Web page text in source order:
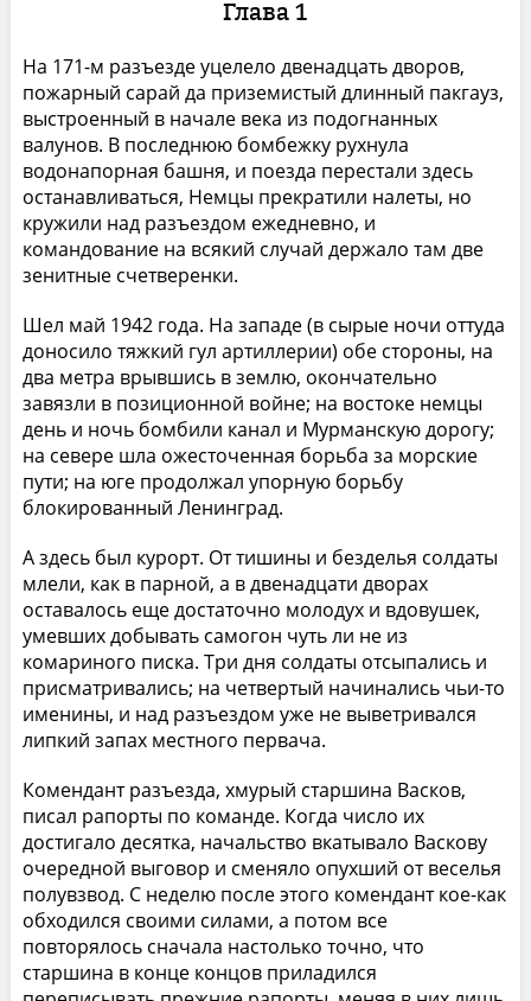
Глава 1
На 171-м разъезде уцелело двенадцать дворов,
пожарный сарай да приземистый длинный пакгауз,
выстроенный в начале века из подогнанных
валунов. В последнюю бомбежку рухнула
водонапорная башня, и поезда перестали здесь
останавливаться, Немцы прекратили налеты, но
кружили над разъездом ежедневно, и
командование на всякий случай держало там две
зенитные счетверенки.
Шел май 1942 года. На западе (в сырые ночи оттуда
доносило тяжкий гул артиллерии) обе стороны, на
два метра врывшись в землю, окончательно
завязли в позиционной войне; на востоке немцы
день и ночь бомбили канал и Мурманскую дорогу;
на севере шла ожесточенная борьба за морские
пути; на юге продолжал упорную борьбу
блокированный Ленинград.
А здесь был курорт. От тишины и безделья солдаты
млели, как в парной, а в двенадцати дворах
оставалось еще достаточно молодух и вдовушек,
умевших добывать самогон чуть ли не из
комариного писка. Три дня солдаты отсыпались и
присматривались; на четвертый начинались чьи-то
именины, и над разъездом уже не выветривался
липкий запах местного первача.
Комендант разъезда, хмурый старшина Васков,
писал рапорты по команде. Когда число их
достигало десятка, начальство вкатывало Васкову
очередной выговор и сменяло опухший от веселья
полувзвод. С неделю после этого комендант кое-как
обходился своими силами, а потом все
повторялось сначала настолько точно, что
старшина в конце концов приладился